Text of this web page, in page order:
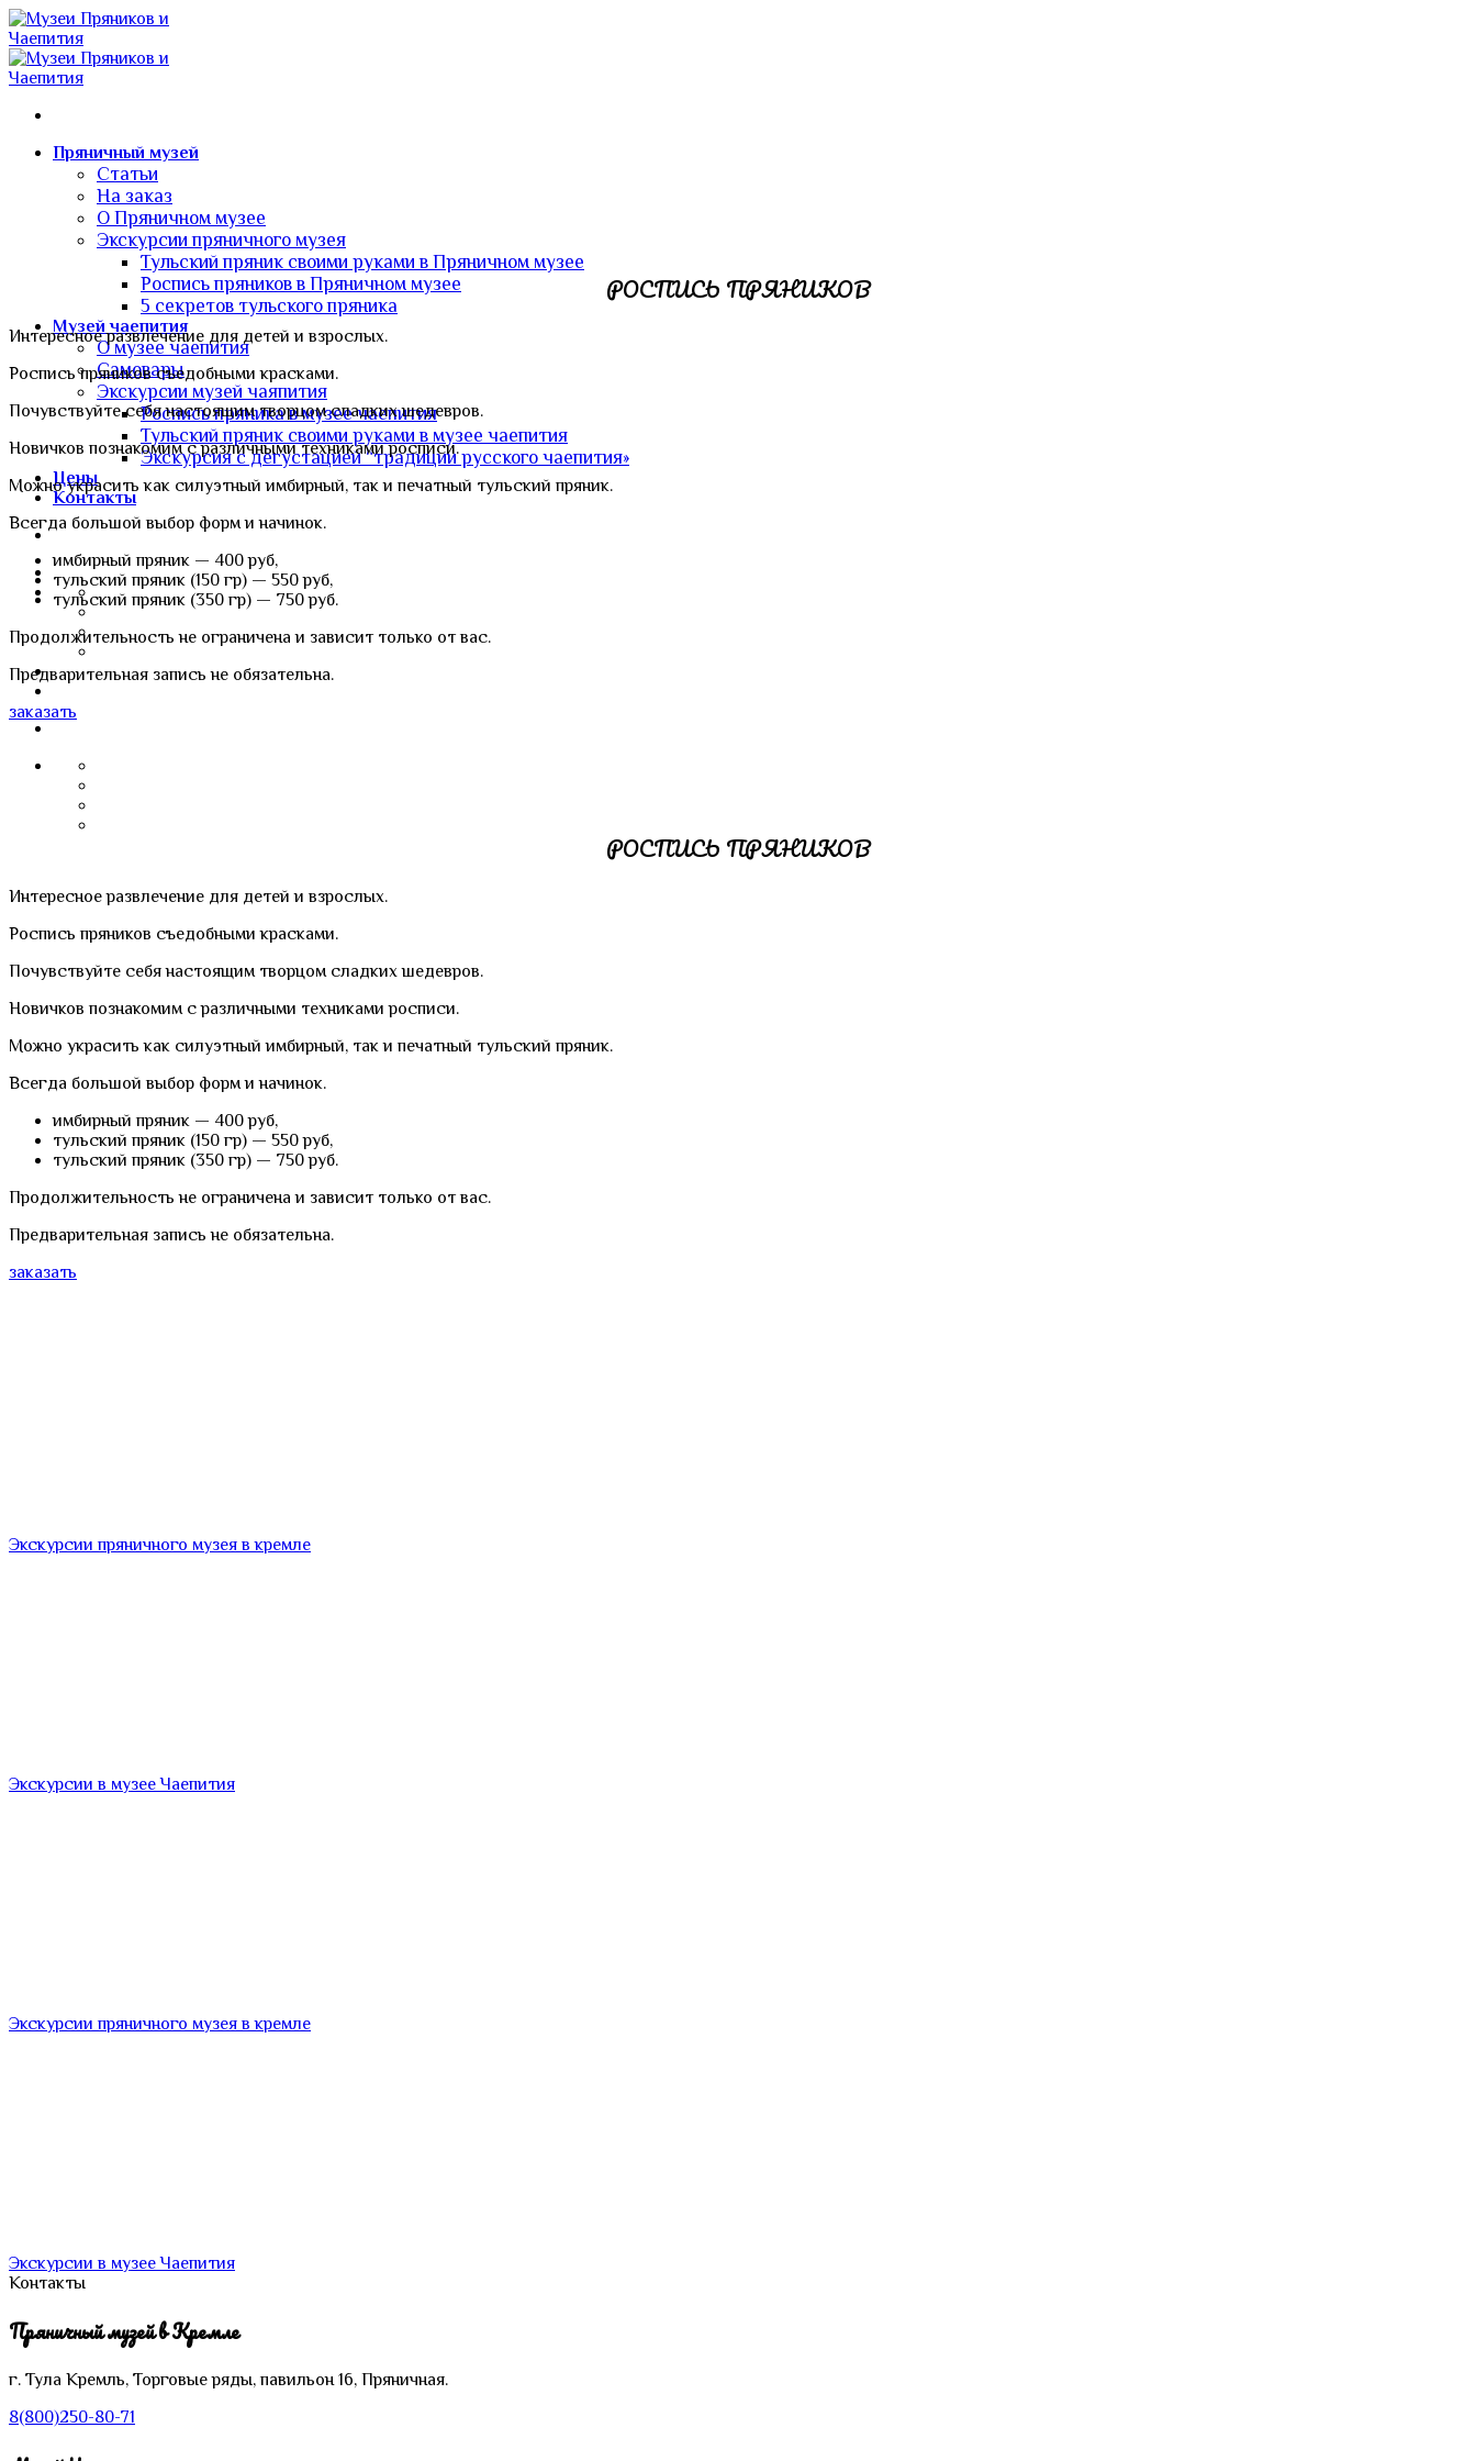
Skip
to
content
Пряничный музей
Статьи
На заказ
О Пряничном музее
Экскурсии пряничного музея
Тульский пряник своими руками в Пряничном музее
Роспись пряников в Пряничном музее
5 секретов тульского пряника
Музей чаепития
О музее чаепития
Самовары
Экскурсии музей чаяпития
Роспись пряника в музее чаепития
Тульский пряник своими руками в музее чаепития
Экскурсия с дегустацией “традиции русского чаепития»
Цены
Контакты
РОСПИСЬ ПРЯНИКОВ
Интересное развлечение для детей и взрослых.
Роспись пряников съедобными красками.
Почувствуйте себя настоящим творцом сладких шедевров.
Новичков познакомим с различными техниками росписи.
Можно украсить как силуэтный имбирный, так и печатный тульский пряник.
Всегда большой выбор форм и начинок.
имбирный пряник — 400 руб,
тульский пряник (150 гр) — 550 руб,
тульский пряник (350 гр) — 750 руб.
Продолжительность не ограничена и зависит только от вас.
Предварительная запись не обязательна.
заказать
РОСПИСЬ ПРЯНИКОВ
Интересное развлечение для детей и взрослых.
Роспись пряников съедобными красками.
Почувствуйте себя настоящим творцом сладких шедевров.
Новичков познакомим с различными техниками росписи.
Можно украсить как силуэтный имбирный, так и печатный тульский пряник.
Всегда большой выбор форм и начинок.
имбирный пряник — 400 руб,
тульский пряник (150 гр) — 550 руб,
тульский пряник (350 гр) — 750 руб.
Продолжительность не ограничена и зависит только от вас.
Предварительная запись не обязательна.
заказать
Экскурсии пряничного музея в кремле
Экскурсии в музее Чаепития
Экскурсии пряничного музея в кремле
Экскурсии в музее Чаепития
Контакты
Пряничный музей в Кремле
г. Тула Кремль, Торговые ряды, павильон 16, Пряничная.
8(800)250-80-71